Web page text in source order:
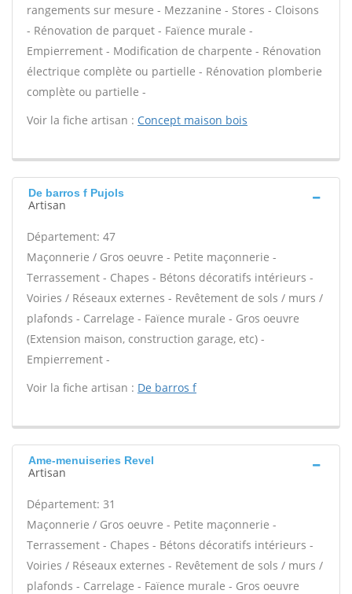
rangements sur mesure - Mezzanine - Stores - Cloisons
- Rénovation de parquet - Faïence murale -
Empierrement - Modification de charpente - Rénovation
électrique complète ou partielle - Rénovation plomberie
complète ou partielle -
Voir la fiche artisan : Concept maison bois
De barros f Pujols
Artisan
Département: 47
Maçonnerie / Gros oeuvre - Petite maçonnerie -
Terrassement - Chapes - Bétons décoratifs intérieurs -
Voiries / Réseaux externes - Revêtement de sols / murs /
plafonds - Carrelage - Faïence murale - Gros oeuvre
(Extension maison, construction garage, etc) -
Empierrement -
Voir la fiche artisan : De barros f
Ame-menuiseries Revel
Artisan
Département: 31
Maçonnerie / Gros oeuvre - Petite maçonnerie -
Terrassement - Chapes - Bétons décoratifs intérieurs -
Voiries / Réseaux externes - Revêtement de sols / murs /
plafonds - Carrelage - Faïence murale - Gros oeuvre